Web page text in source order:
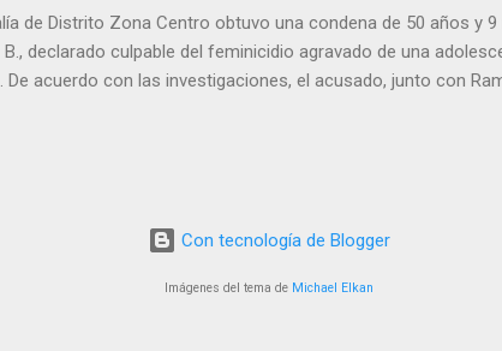
de Distrito Zona Centro obtuvo una condena de 50 años y
B., declarado culpable del feminicidio agravado de una
De acuerdo con las investigaciones, el acusado, junto con
Contec. El Tribunal de Enjuiciamiento del Distrito Judicial
año, Ramón Porfirio V. P. recibió una sentencia de 45 años
Con tecnología de Blogger
Imágenes del tema de Michael Elkan